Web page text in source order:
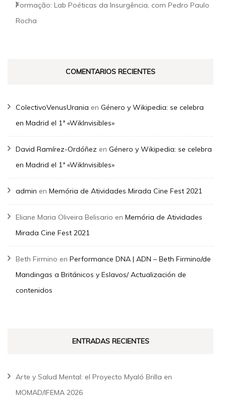
Formação: Lab Poéticas da Insurgência, com Pedro Paulo
Rocha
COMENTARIOS RECIENTES
ColectivoVenusUrania en Género y Wikipedia: se celebra
en Madrid el 1ª «WikInvisibles»
David Ramírez-Ordóñez en Género y Wikipedia: se celebra
en Madrid el 1ª «WikInvisibles»
admin en Memória de Atividades Mirada Cine Fest 2021
Eliane Maria Oliveira Belisario en Memória de Atividades
Mirada Cine Fest 2021
Beth Firmino en Performance DNA | ADN – Beth Firmino/de
Mandingas a Británicos y Eslavos/ Actualización de
contenidos
ENTRADAS RECIENTES
Arte y Salud Mental: el Proyecto Myaló Brilla en
MOMAD/IFEMA 2026